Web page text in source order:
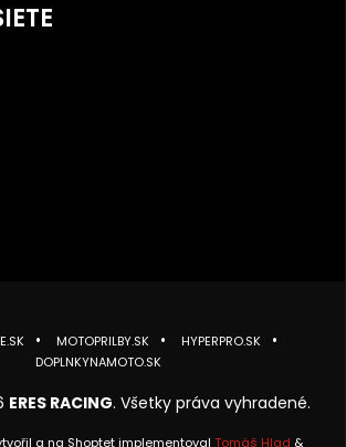
MOTOPRILBY.SK
HYPERPRO.SK
DOPLNKYNAMOTO.SK
ERES RACING. Všetky práva vyhradené.
a na Shoptet implementoval Tomáš Hlad &